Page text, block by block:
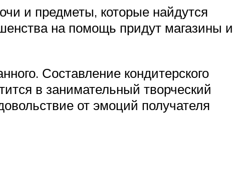
и предметы, которые найдутся
на помощь придут магазины и
Составление кондитерского
в занимательный творческий
от эмоций получателя